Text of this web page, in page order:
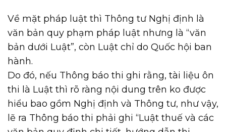
Về mặt pháp luật thì Thông tư Nghị định là
văn bản quy phạm pháp luật nhưng là “văn
bản dưới Luật”, còn Luật chỉ do Quốc hội ban
hành.
Do đó, nếu Thông báo thi ghi rằng, tài liệu ôn
thi là Luật thì rõ ràng nội dung trên ko được
hiểu bao gồm Nghị định và Thông tư, như vậy,
lẽ ra Thông báo thi phải ghi “Luật thuế và các